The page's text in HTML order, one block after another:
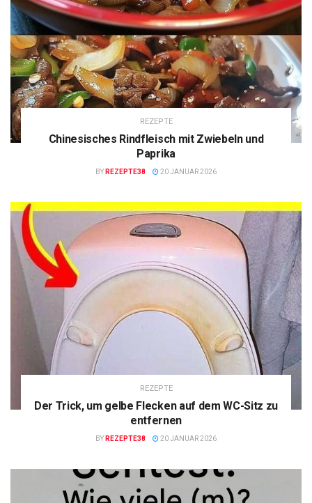
REZEPTE
Chinesisches Rindfleisch mit Zwiebeln und
Paprika
BY REZEPTE38 20 JANUAR 2026
REZEPTE
Der Trick, um gelbe Flecken auf dem WC-Sitz zu
entfernen
BY REZEPTE38 20 JANUAR 2026